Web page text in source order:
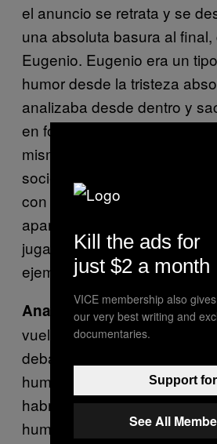
el anuncio se retrata y se
una absoluta basura al
Eugenio. Eugenio era un
humor desde la tristeza
analizaba desde dentro y
en forma de risa, todo eso
mismo y sus miserias para
sociedad, no es de hacer
con un cojo; y este humor de
aparece en todo el anuncio.
jugado a eso, pues bien,
ejemplos de mierda.
Ana Iris:Ya no sé qué
vuelves a tener razón. Han
debate tuitero, han evitado
humor —la bandera, joder,
habrían jugado caer en la
humoristas, los de mierda y
Kill the ads for
just $2 a month
VICE membership also
our very best writing and
documentaries.
Support
See All